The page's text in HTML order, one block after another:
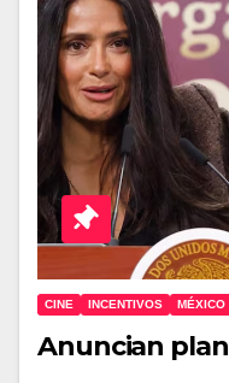
CINE INCENTIVOS MÉXICO
Anuncian